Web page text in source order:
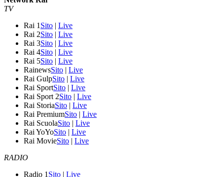
TV
Rai 1 Sito | Live
Rai 2Sito | Live
Rai 3Sito | Live
Rai 4Sito | Live
Rai 5Sito | Live
RainewsSito | Live
Rai GulpSito | Live
Rai SportSito | Live
Rai Sport 2Sito | Live
Rai StoriaSito | Live
Rai PremiumSito | Live
Rai ScuolaSito | Live
Rai YoYoSito | Live
Rai MovieSito | Live
RADIO
Radio 1 Sito | Live